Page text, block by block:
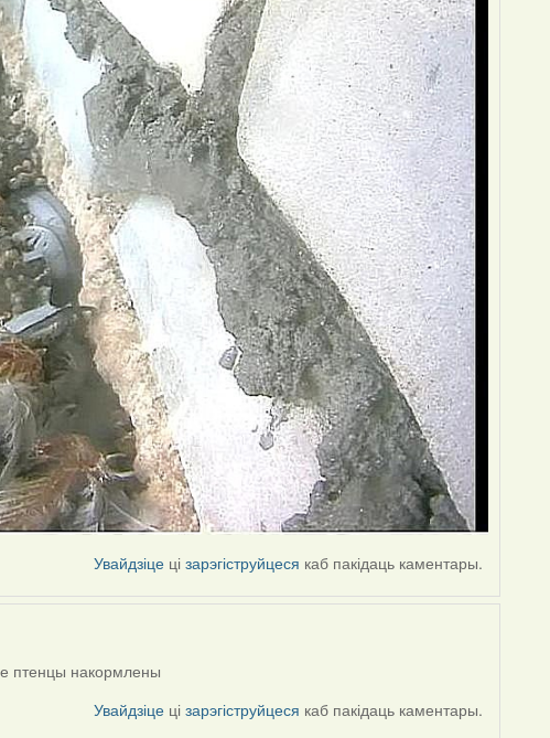
Увайдзіце цізарэгіструйцеся каб пакідаць каментары.
птенцы накормлены
Увайдзіце цізарэгіструйцеся каб пакідаць каментары.